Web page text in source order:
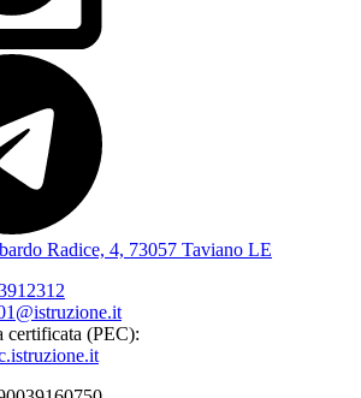
Radice, 4, 73057 Taviano LE
certificata (PEC):